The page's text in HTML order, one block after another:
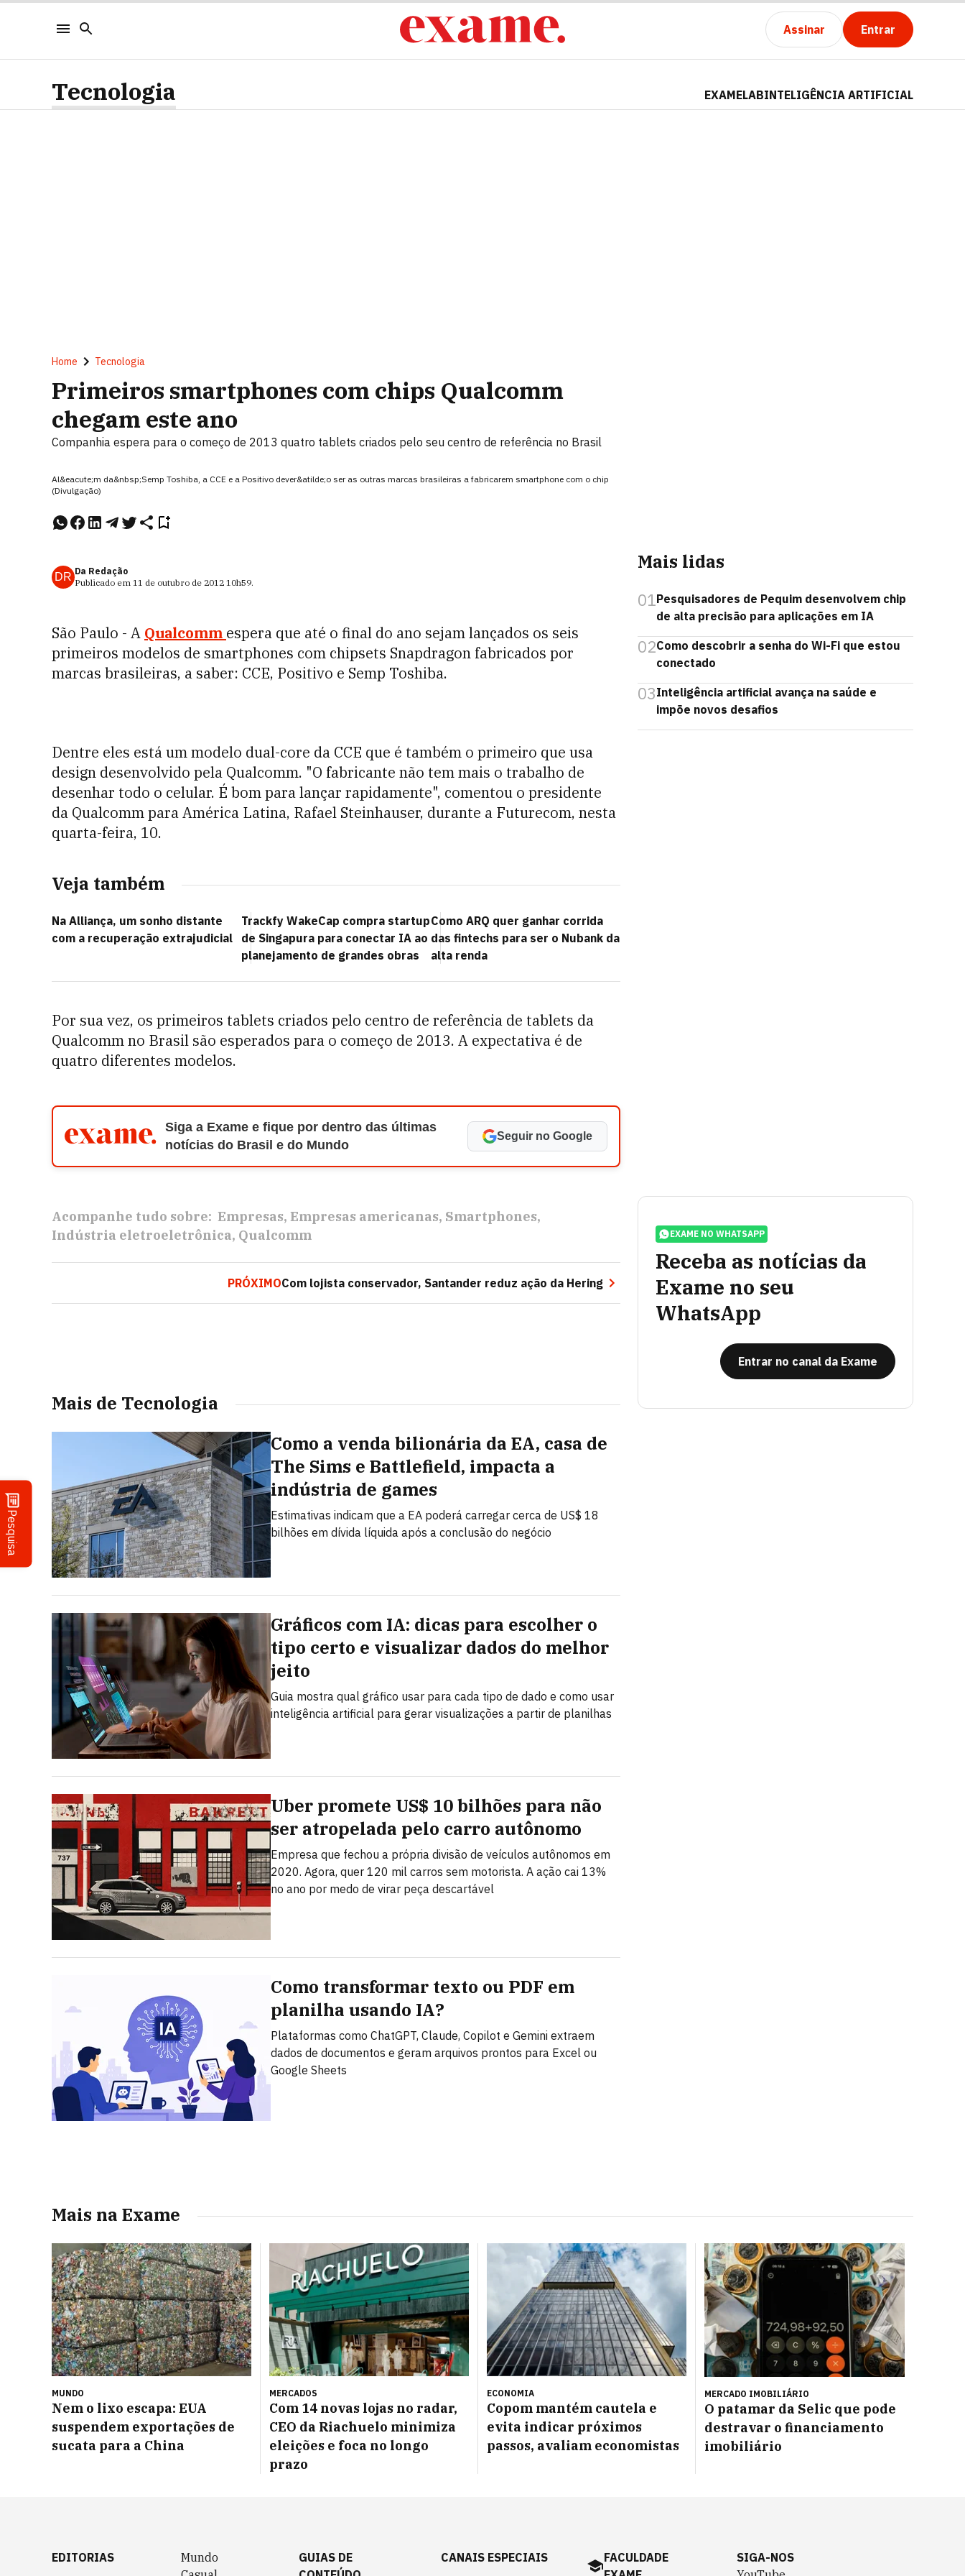
Assinar Entrar
Pesquisa
Tecnologia EXAMELABINTELIGÊNCIA ARTIFICIAL
Home Tecnologia
Primeiros smartphones com chips Qualcomm
chegam este ano
Companhia espera para o começo de 2013 quatro tablets criados pelo seu centro de referência no Brasil
Al&eacute;m da&nbsp;Semp Toshiba, a CCE e a Positivo dever&atilde;o ser as outras marcas brasileiras a fabricarem smartphone com o chip
(Divulgação)
DR Da Redação
Publicado em 11 de outubro de 2012 10h59.
São Paulo - A Qualcomm espera que até o final do ano sejam lançados os seis
primeiros modelos de smartphones com chipsets Snapdragon fabricados por
marcas brasileiras, a saber: CCE, Positivo e Semp Toshiba.
Dentre eles está um modelo dual-core da CCE que é também o primeiro que usa
design desenvolvido pela Qualcomm. "O fabricante não tem mais o trabalho de
desenhar todo o celular. É bom para lançar rapidamente", comentou o presidente
da Qualcomm para América Latina, Rafael Steinhauser, durante a Futurecom, nesta
quarta-feira, 10.
Veja também
Na Alliança, um sonho distante
com a recuperação extrajudicial
Trackfy WakeCap compra startup
de Singapura para conectar IA ao
planejamento de grandes obras
Como ARQ quer ganhar corrida
das fintechs para ser o Nubank da
alta renda
Por sua vez, os primeiros tablets criados pelo centro de referência de tablets da
Qualcomm no Brasil são esperados para o começo de 2013. A expectativa é de
quatro diferentes modelos.
Siga a Exame e fique por dentro das últimas
notícias do Brasil e do Mundo
Seguir no Google
Acompanhe tudo sobre: Empresas Empresas americanas Smartphones
Indústria eletroeletrônica Qualcomm
PRÓXIMOCom lojista conservador, Santander reduz ação da Hering
Mais de Tecnologia
Como a venda bilionária da EA, casa de
The Sims e Battlefield, impacta a
indústria de games
Estimativas indicam que a EA poderá carregar cerca de US$ 18
bilhões em dívida líquida após a conclusão do negócio
Gráficos com IA: dicas para escolher o
tipo certo e visualizar dados do melhor
jeito
Guia mostra qual gráfico usar para cada tipo de dado e como usar
inteligência artificial para gerar visualizações a partir de planilhas
Uber promete US$ 10 bilhões para não
ser atropelada pelo carro autônomo
Empresa que fechou a própria divisão de veículos autônomos em
2020. Agora, quer 120 mil carros sem motorista. A ação cai 13%
no ano por medo de virar peça descartável
Como transformar texto ou PDF em
planilha usando IA?
Plataformas como ChatGPT, Claude, Copilot e Gemini extraem
dados de documentos e geram arquivos prontos para Excel ou
Google Sheets
Mais lidas
01Pesquisadores de Pequim desenvolvem chip
de alta precisão para aplicações em IA
02Como descobrir a senha do Wi-Fi que estou
conectado
03Inteligência artificial avança na saúde e
impõe novos desafios
EXAME NO WHATSAPP
Receba as notícias da
Exame no seu
WhatsApp
Entrar no canal da Exame
Mais na Exame
MUNDO
Nem o lixo escapa: EUA
suspendem exportações de
sucata para a China
MERCADOS
Com 14 novas lojas no radar,
CEO da Riachuelo minimiza
eleições e foca no longo
prazo
ECONOMIA
Copom mantém cautela e
evita indicar próximos
passos, avaliam economistas
MERCADO IMOBILIÁRIO
O patamar da Selic que pode
destravar o financiamento
imobiliário
EDITORIAS
Mundo
GUIAS DE
CANAIS ESPECIAIS
FACULDADE
SIGA-NOS